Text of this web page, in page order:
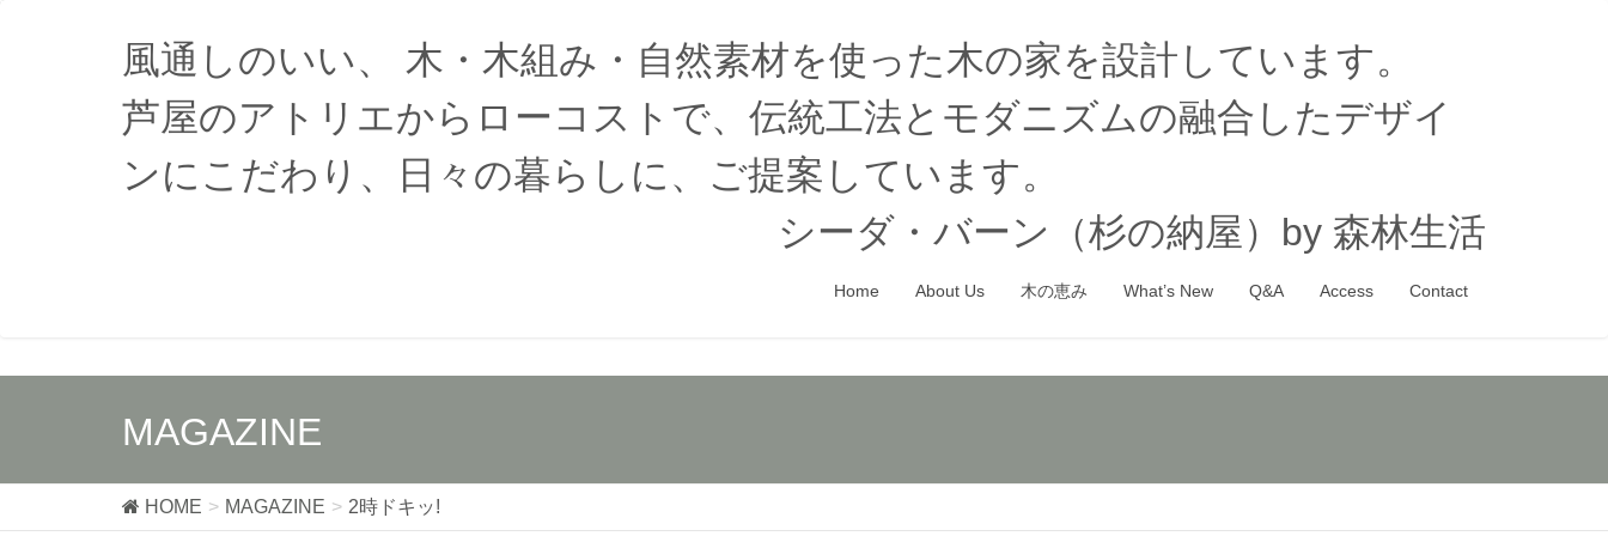
風通しのいい、 木・木組み・自然素材を使った木の家を設計しています。
芦屋のアトリエからローコストで、伝統工法とモダニズムの融合したデザイ
ンにこだわり、日々の暮らしに、ご提案しています。
シーダ・バーン（杉の納屋）by 森林生活
Home About Us 木の恵み What’s New Q&A Access Contact
MAGAZINE
HOME MAGAZINE 2時ドキッ!